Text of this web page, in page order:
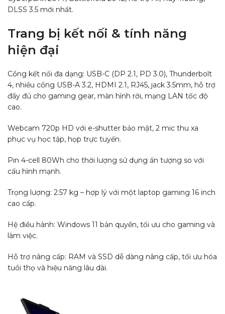
DLSS 3.5 mới nhất.
Trang bị kết nối & tính năng
hiện đại
Cổng kết nối đa dạng: USB-C (DP 2.1, PD 3.0), Thunderbolt
4, nhiều cổng USB-A 3.2, HDMI 2.1, RJ45, jack 3.5mm, hỗ trợ
đầy đủ cho gaming gear, màn hình rời, mạng LAN tốc độ
cao.
Webcam 720p HD với e-shutter bảo mật, 2 mic thu xa
phục vụ học tập, họp trực tuyến.
Pin 4-cell 80Wh cho thời lượng sử dụng ấn tượng so với
cấu hình mạnh.
Trọng lượng: 2.57 kg – hợp lý với một laptop gaming 16 inch
cao cấp.
Hệ điều hành: Windows 11 bản quyền, tối ưu cho gaming và
làm việc.
Hỗ trợ nâng cấp: RAM và SSD dễ dàng nâng cấp, tối ưu hóa
tuổi thọ và hiệu năng lâu dài.